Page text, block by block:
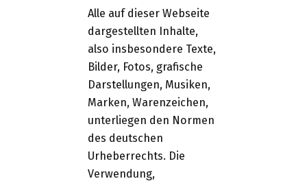
Alle auf dieser Webseite
dargestellten Inhalte,
also insbesondere Texte,
Bilder, Fotos, grafische
Darstellungen, Musiken,
Marken, Warenzeichen,
unterliegen den Normen
des deutschen
Urheberrechts. Die
Verwendung,